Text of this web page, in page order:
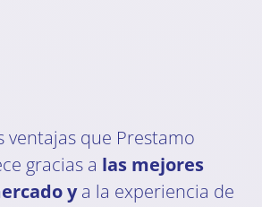
ventajas que Prestamo
gracias a las mejores
ya la experiencia de